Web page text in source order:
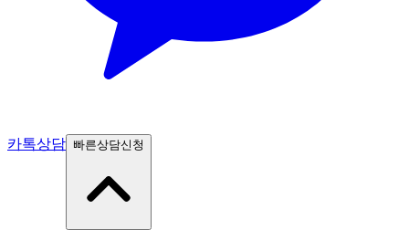
카톡상담 빠른상담신청